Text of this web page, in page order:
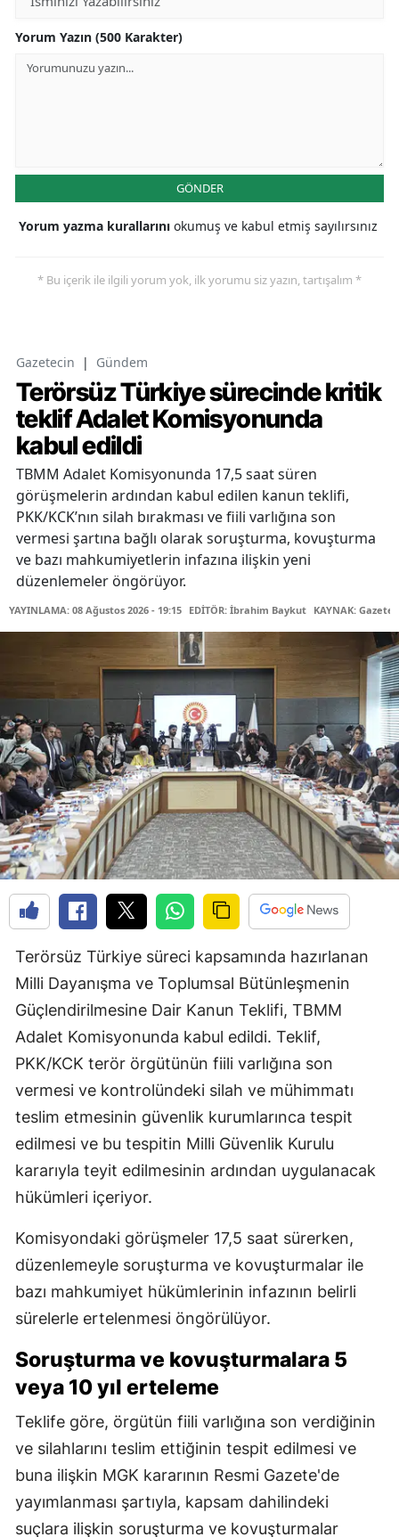
Yorum Yazın (500 Karakter)
GÖNDER
Yorum yazma kurallarını okumuş ve kabul etmiş sayılırsınız
* Bu içerik ile ilgili yorum yok, ilk yorumu siz yazın, tartışalım *
Gazetecin | Gündem
Terörsüz Türkiye sürecinde kritik
teklif Adalet Komisyonunda
kabul edildi
TBMM Adalet Komisyonunda 17,5 saat süren
görüşmelerin ardından kabul edilen kanun teklifi,
PKK/KCK’nın silah bırakması ve fiili varlığına son
vermesi şartına bağlı olarak soruşturma, kovuşturma
ve bazı mahkumiyetlerin infazına ilişkin yeni
düzenlemeler öngörüyor.
YAYINLAMA: 08 Ağustos 2026 - 19:15 EDİTÖR: İbrahim Baykut KAYNAK:
Terörsüz Türkiye süreci kapsamında hazırlanan
Milli Dayanışma ve Toplumsal Bütünleşmenin
Güçlendirilmesine Dair Kanun Teklifi, TBMM
Adalet Komisyonunda kabul edildi. Teklif,
PKK/KCK terör örgütünün fiili varlığına son
vermesi ve kontrolündeki silah ve mühimmatı
teslim etmesinin güvenlik kurumlarınca tespit
edilmesi ve bu tespitin Milli Güvenlik Kurulu
kararıyla teyit edilmesinin ardından uygulanacak
hükümleri içeriyor.
Komisyondaki görüşmeler 17,5 saat sürerken,
düzenlemeyle soruşturma ve kovuşturmalar ile
bazı mahkumiyet hükümlerinin infazının belirli
sürelerle ertelenmesi öngörülüyor.
Soruşturma ve kovuşturmalara 5
veya 10 yıl erteleme
Teklife göre, örgütün fiili varlığına son verdiğinin
ve silahlarını teslim ettiğinin tespit edilmesi ve
buna ilişkin MGK kararının Resmi Gazete'de
yayımlanması şartıyla, kapsam dahilindeki
suçlara ilişkin soruşturma ve kovuşturmalar